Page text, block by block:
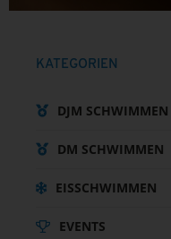
KATEGORIEN
DJM SCHWIMMEN
DM SCHWIMMEN
EISSCHWIMMEN
EVENTS